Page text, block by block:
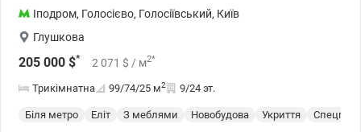
Іподром, Голосієво, Голосіївський, Київ
Глушкова
205 000 $* 2 071 $ / м2*
Трикімнатна 99/74/25 м2 9/24 эт.
Біля метро Еліт З меблями Новобудова Укриття